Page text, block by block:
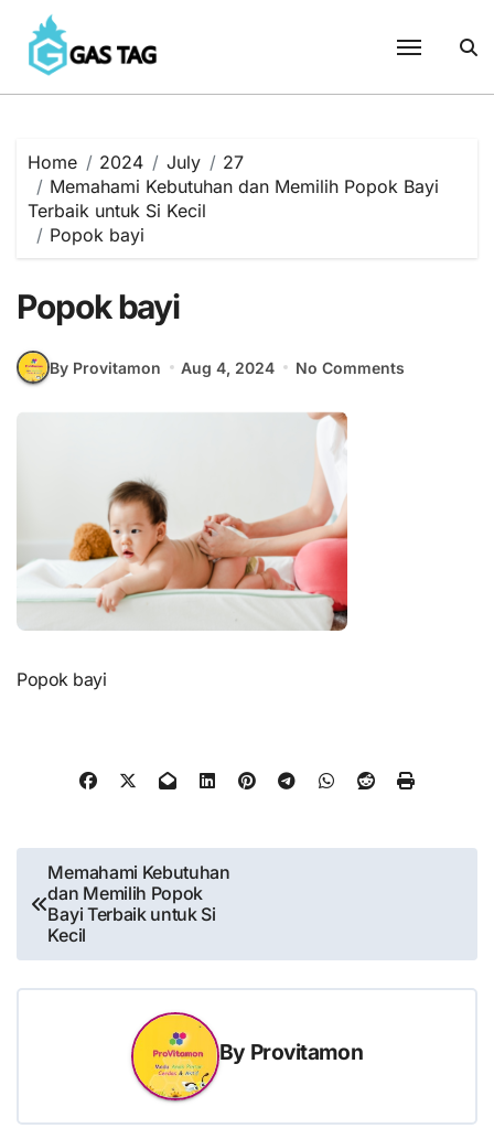
content
Home 2024 July
27
Memahami Kebutuhan dan Memilih Popok Bayi
Terbaik untuk Si Kecil
Popok bayi
Popok bayi
By Provitamon Aug 4, 2024 No Comments
Popok bayi
Post
navigation
Memahami Kebutuhan
dan Memilih Popok
Bayi Terbaik untuk Si
Kecil
By Provitamon